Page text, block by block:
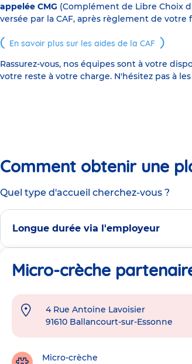
appelée CMG (Complément de Libre Choix
versée par la CAF, après règlement de
En savoir plus sur les aides de la CAF
Rassurez-vous, nos équipes sont à votre
votre reste à votre charge. N'hésitez pas à
Comment obtenir une
Quel type d'accueil cherchez-vous ?
Longue durée via l'employeur
Micro-crèche
Adresse
crèche
4 Rue Antoine Lavoisier
91610 Ballancourt-sur-Essonne
Micro-crèche